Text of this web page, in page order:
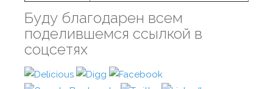
Буду благодарен всем
поделившемся ссылкой в
соцсетях